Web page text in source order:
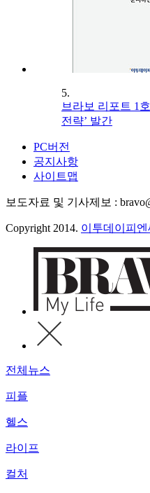
5.
브라보 리포트 1
전략’ 발간
PC버전
공지사항
사이트맵
보도자료 및 기사제보 :
Copyright 2014. 이투데이피엔
전체뉴스
피플
헬스
라이프
컬처